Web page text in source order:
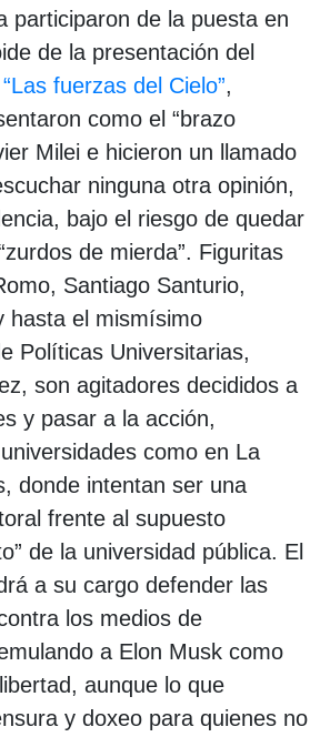
participaron de la puesta en
de la presentación del
fuerzas del Cielo”,
como el “brazo
Milei e hicieron un llamado
ninguna otra opinión,
bajo el riesgo de quedar
de mierda”. Figuritas
Santiago Santurio,
hasta el mismísimo
Políticas Universitarias,
son agitadores decididos a
y pasar a la acción,
como en La
donde intentan ser una
frente al supuesto
de la universidad pública. El
a su cargo defender las
los medios de
a Elon Musk como
aunque lo que
y doxeo para quienes no